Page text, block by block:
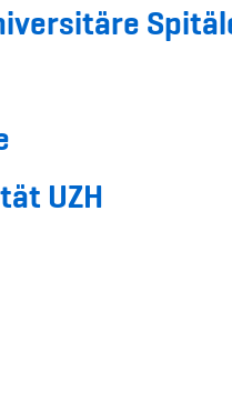
UZH